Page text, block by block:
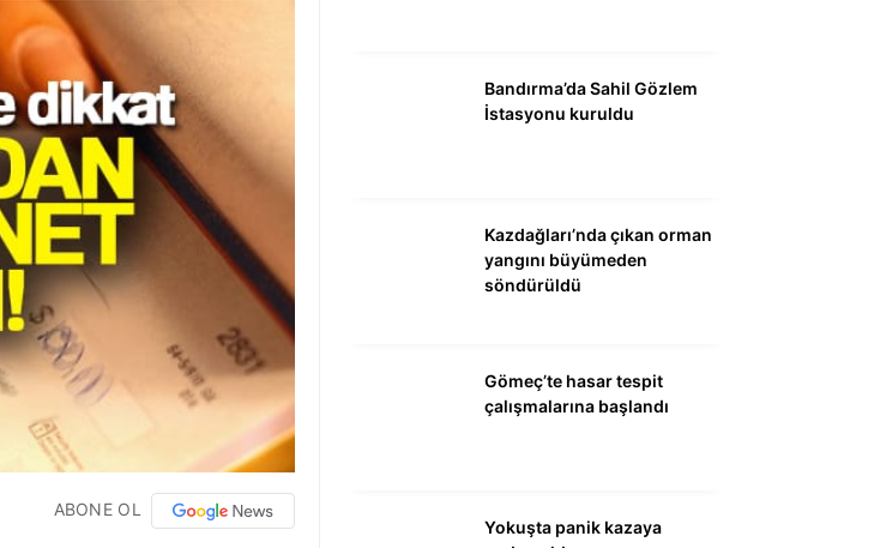
GÜNDEM
EKONOMİ
SPOR
EĞİTİM
DİĞER
ABONE OL
Bandırma’da Sahil Gözlem
İstasyonu kuruldu
Kazdağları’nda çıkan orman
yangını büyümeden
söndürüldü
Gömeç’te hasar tespit
çalışmalarına başlandı
Yokuşta panik kazaya